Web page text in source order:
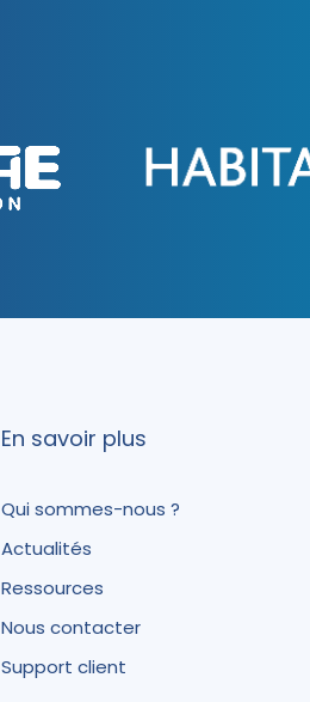
En savoir plus
Qui sommes-nous ?
Actualités
Ressources
Nous contacter
Support client